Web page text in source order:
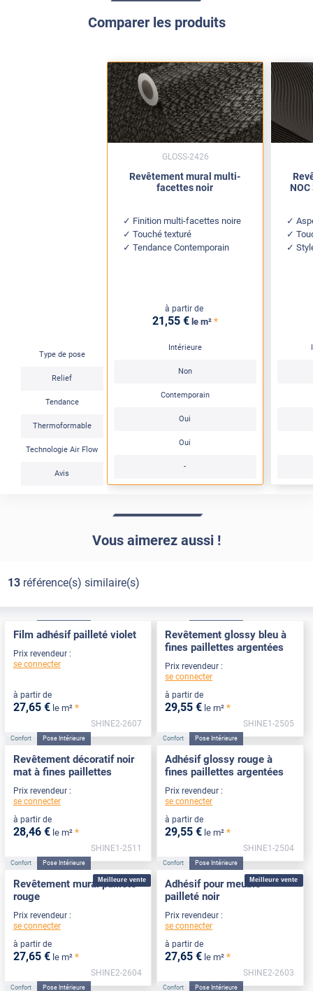
Comparer les produits
Type de pose
Relief
Tendance
Thermoformable
Technologie Air Flow
Avis
Revêtement mural multi-
facettes noir
Finition multi-facettes noire
Touché texturé
Tendance Contemporain
à partir de
21,55 € le m² *
Intérieure
Non
Contemporain
Oui
Oui
-
GLOSS-2426
Vous aimerez aussi !
13référence(s) similaire(s)
Film adhésif pailleté violet
Prix revendeur :
se connecter
à partir de
27,65 € le m² *
SHINE2-2607
Revêtement glossy bleu à
fines paillettes argentées
Prix revendeur :
se connecter
à partir de
29,55 € le m² *
SHINE1-2505
Confort Pose Intérieure
Revêtement décoratif noir
mat à fines paillettes
Prix revendeur :
se connecter
à partir de
28,46 € le m² *
SHINE1-2511
Confort Pose Intérieure
Adhésif glossy rouge à
fines paillettes argentées
Prix revendeur :
se connecter
à partir de
29,55 € le m² *
SHINE1-2504
Meilleure vente
Confort Pose Intérieure
Revêtement mural pailleté
rouge
Prix revendeur :
se connecter
à partir de
27,65 € le m² *
SHINE2-2604
Meilleure vente
Confort Pose Intérieure
Adhésif pour meuble
pailleté noir
Prix revendeur :
se connecter
à partir de
27,65 € le m² *
SHINE2-2603
Confort Pose Intérieure Confort Pose Intérieure